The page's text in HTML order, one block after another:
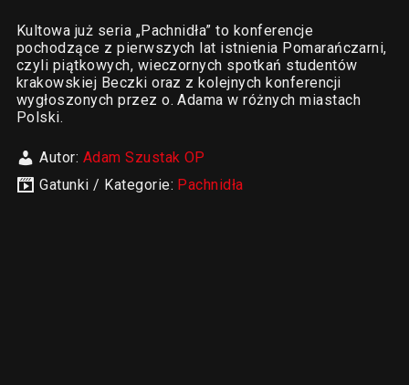
Kultowa już seria „Pachnidła” to konferencje
pochodzące z pierwszych lat istnienia Pomarańczarni,
czyli piątkowych, wieczornych spotkań studentów
krakowskiej Beczki oraz z kolejnych konferencji
wygłoszonych przez o. Adama w różnych miastach
Polski.
Autor: Adam Szustak OP
Gatunki / Kategorie: Pachnidła